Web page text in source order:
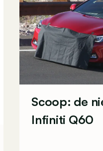
Scoop: de
Infiniti Q60